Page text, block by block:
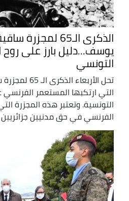
الذكرى الـ65 لمجزرة
يوسف...دليل بارز على روح
التونسي
تحل الأربعاء
التي ارتكبها المستعمر الفرنسي
التونسية. وتعتبر هذه المجزرة التي
الفرنسي في حق مدنيين جزائريين